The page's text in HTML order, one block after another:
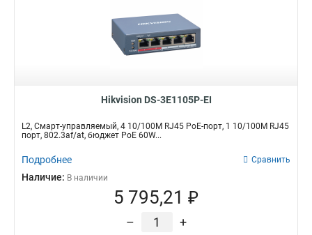
Hikvision DS-3E1105P-EI
L2, Смарт-управляемый, 4 10/100M RJ45 PoE-порт, 1 10/100M RJ45
порт, 802.3af/at, бюджет PoE 60W...
Подробнее Сравнить
Наличие: В наличии
5 795,21 ₽
– +